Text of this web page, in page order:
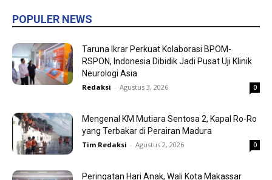
POPULER NEWS
Taruna Ikrar Perkuat Kolaborasi BPOM-
RSPON, Indonesia Dibidik Jadi Pusat Uji Klinik
Neurologi Asia
Redaksi - Agustus 3, 2026 0
Mengenal KM Mutiara Sentosa 2, Kapal Ro-Ro
yang Terbakar di Perairan Madura
Tim Redaksi - Agustus 2, 2026 0
Peringatan Hari Anak, Wali Kota Makassar